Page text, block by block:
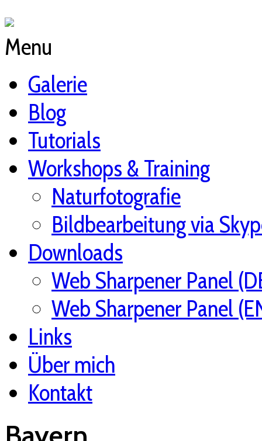
Menu
Galerie
Blog
Tutorials
Workshops & Training
Naturfotografie
Bildbearbeitung via
Downloads
Web Sharpener Panel
Web Sharpener Panel
Links
Über mich
Kontakt